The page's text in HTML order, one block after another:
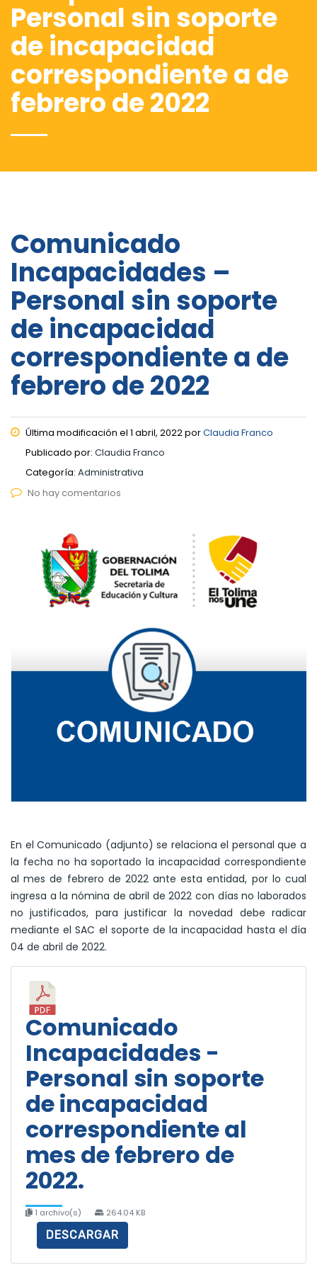
Personal sin soporte
de incapacidad
correspondiente a de
febrero de 2022
Comunicado
Incapacidades –
Personal sin soporte
de incapacidad
correspondiente a de
febrero de 2022
Última modificación el 1 abril, 2022 porClaudia Franco
Publicado por: Claudia Franco
Categoría: Administrativa
No hay comentarios
En el Comunicado (adjunto) se relaciona el personal que a
la fecha no ha soportado la incapacidad correspondiente
al mes de febrero de 2022 ante esta entidad, por lo cual
ingresa a la nómina de abril de 2022 con días no laborados
no justificados, para justificar la novedad debe radicar
mediante el SAC el soporte de la incapacidad hasta el día
04 de abril de 2022.
Comunicado
Incapacidades -
Personal sin soporte
de incapacidad
correspondiente al
mes de febrero de
2022.
1 archivo(s) 264.04 KB
DESCARGAR